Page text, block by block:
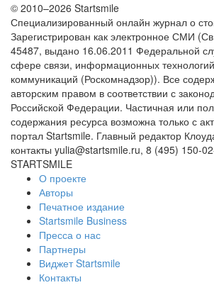
© 2010–2026 Startsmile
Специализированный онлайн журнал о
Зарегистрирован как электронное СМИ
45487, выдано 16.06.2011 Федеральной
сфере связи, информационных
коммуникаций (Роскомнадзор)). Все
авторским правом в соответствии с
Российской Федерации. Частичная или
содержания ресурса возможна только с
портал Startsmile. Главный редактор
контакты yulia@startsmile.ru, 8 (495) 150-
STARTSMILE
О проекте
Авторы
Печатное издание
Startsmile Business
Пресса о нас
Партнеры
Виджет Startsmile
Контакты